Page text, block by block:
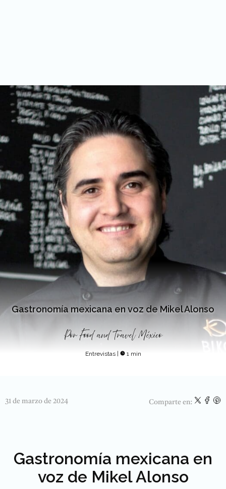
Gastronomía mexicana en voz de Mikel Alonso
Por Food and Travel México
Entrevistas 1 min
31 de marzo de 2024 Comparte en:
Gastronomía mexicana en
voz de Mikel Alonso